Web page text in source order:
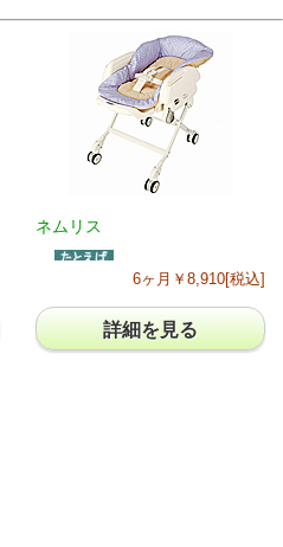
ネムリス
6ヶ月￥8,910[税込]
詳細を見る